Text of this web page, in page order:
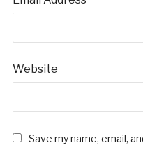
Website
Save my name, email,